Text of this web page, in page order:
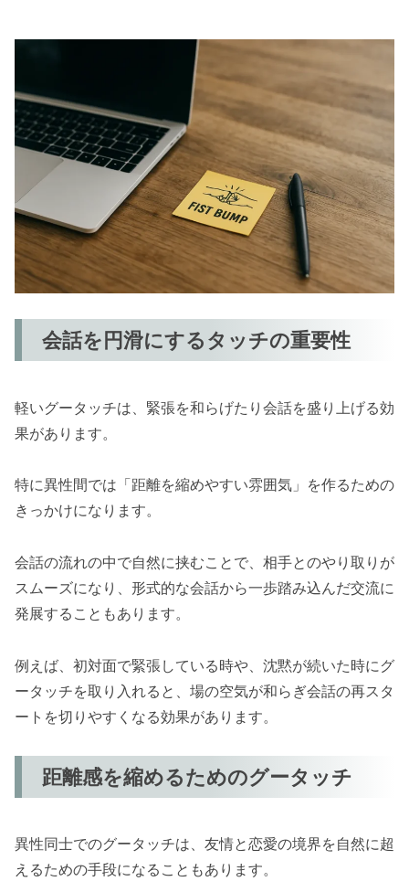
会話を円滑にするタッチの重要性
軽いグータッチは、緊張を和らげたり会話を盛り上げる効
果があります。
特に異性間では「距離を縮めやすい雰囲気」を作るための
きっかけになります。
会話の流れの中で自然に挟むことで、相手とのやり取りが
スムーズになり、形式的な会話から一歩踏み込んだ交流に
発展することもあります。
例えば、初対面で緊張している時や、沈黙が続いた時にグ
ータッチを取り入れると、場の空気が和らぎ会話の再スタ
ートを切りやすくなる効果があります。
距離感を縮めるためのグータッチ
異性同士でのグータッチは、友情と恋愛の境界を自然に超
えるための手段になることもあります。